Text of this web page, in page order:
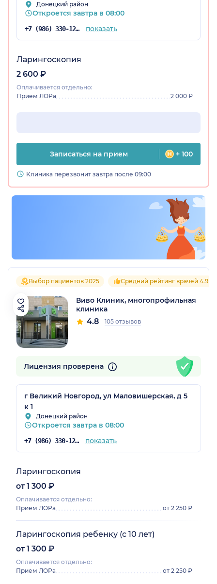
Донецкий район
Откроется завтра в 08:00
+7 (986) 330-12-64 показать
Ларингоскопия
2 600 ₽
Оплачивается отдельно:
Прием ЛОРа
2 000 ₽
Записаться на прием + 100
Клиника перезвонит завтра после 09:00
Выбор пациентов 2025 Средний рейтинг врачей 4.9
Виво Клиник, многопрофильная
клиника
4.8 105 отзывов
Лицензия проверена
г Великий Новгород, ул Маловишерская, д 5
к 1
Донецкий район
Откроется завтра в 08:00
+7 (986) 330-12-67 показать
Ларингоскопия
от 1 300 ₽
Оплачивается отдельно:
Прием ЛОРа
от 2 250 ₽
Ларингоскопия ребенку (с 10 лет)
от 1 300 ₽
Оплачивается отдельно:
Прием ЛОРа
от 2 250 ₽